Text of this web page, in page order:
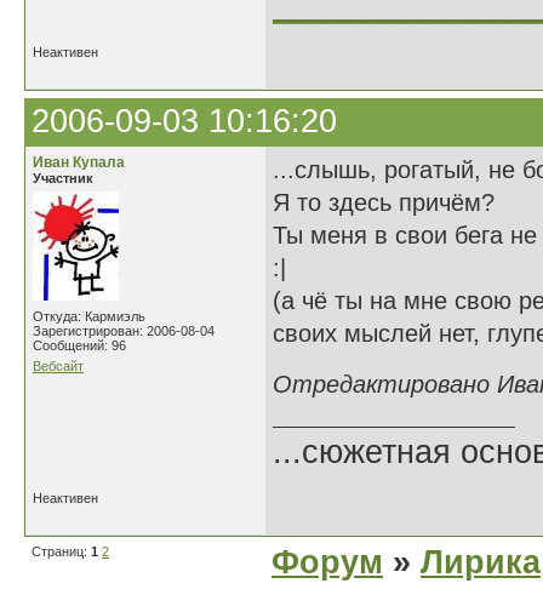
Неактивен
2006-09-03 10:16:20
Иван Купала
Участник
Откуда: Кармиэль
Зарегистрирован: 2006-08-04
Сообщений: 96
Вебсайт
...слышь, рогатый, не
Я то здесь причём?
Ты меня в свои бега
:|
(а чё ты на мне свою
своих мыслей нет,
Отредактировано
...сюжетная
Неактивен
Страниц: 1 2 Форум » Лирика